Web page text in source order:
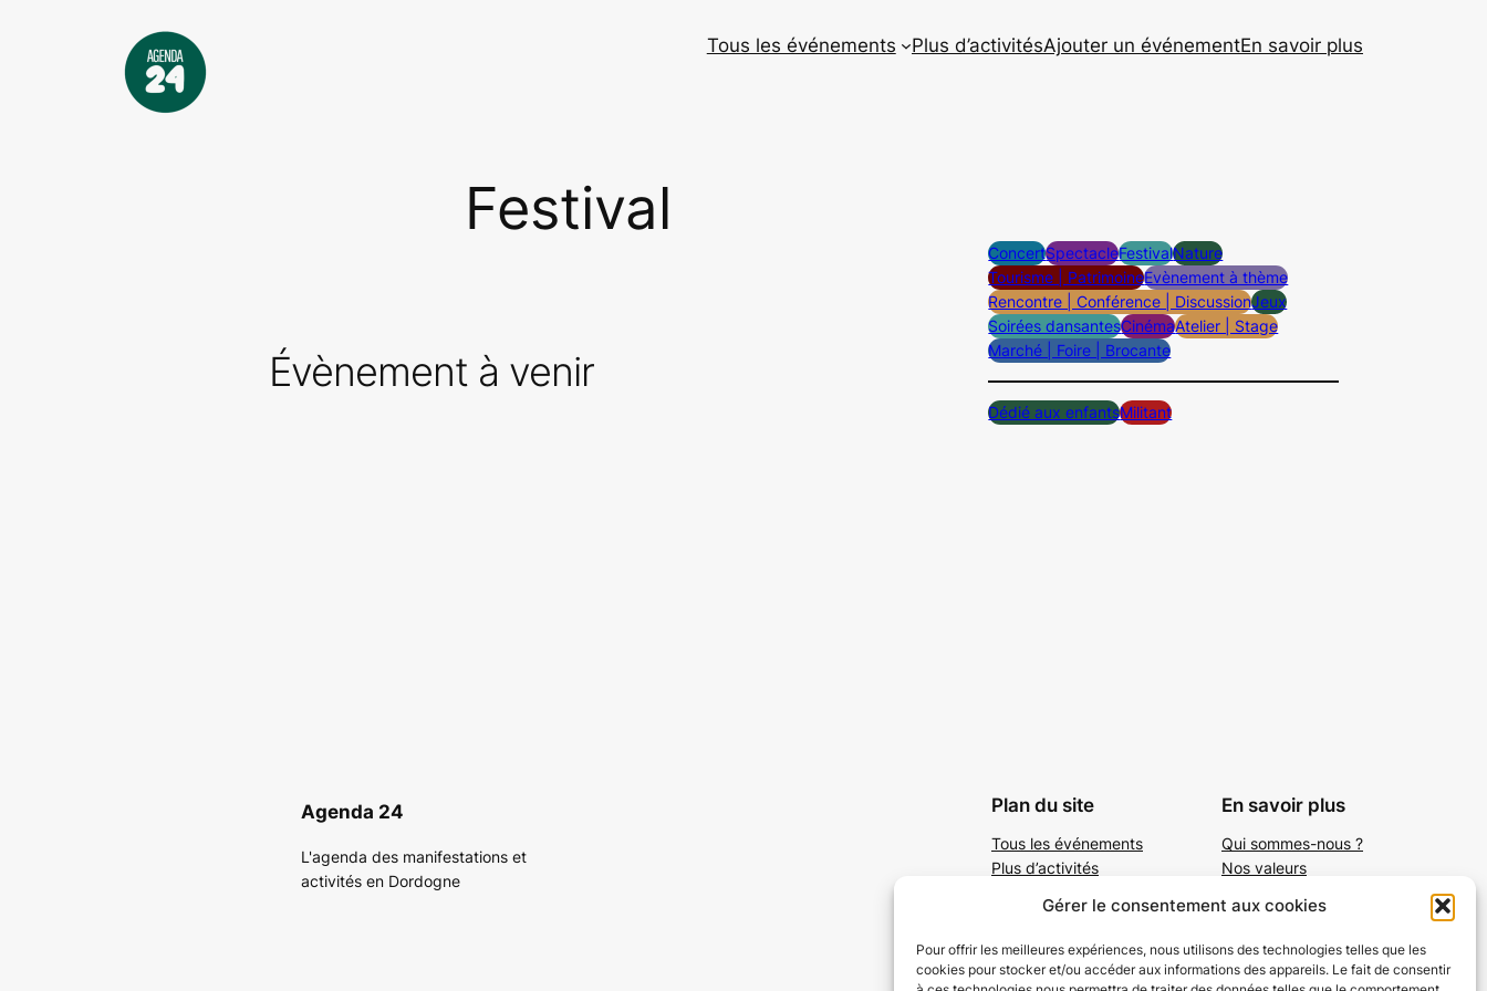
Gérer le consentement aux cookies
Pour offrir les meilleures expériences, nous utilisons des technologies telles que les
cookies pour stocker et/ou accéder aux informations des appareils. Le fait de consentir
Tous les événements Plus d’activitésAjouter un événementEn savoir plus
Festival
Évènement à venir
ConcertSpectacleFestivalNature
Tourisme | PatrimoineEvènement à thème
Rencontre | Conférence | DiscussionJeux
Soirées dansantesCinémaAtelier | Stage
Marché | Foire | Brocante
Dédié aux enfantsMilitant
Agenda 24
L'agenda des manifestations et
activités en Dordogne
Plan du site
Tous les événements
Plus d’activités
S’abonner par mail
En savoir plus
Qui sommes-nous ?
Nos valeurs
Mentions légales